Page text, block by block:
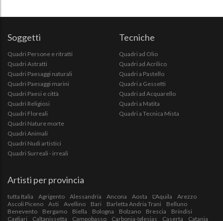
Soggetti
Quadri Persone e ritratti
Quadri Astratti
Quadri Paesaggi naturali
Quadri Paesaggi marini
Quadri Paesi e città
Quadri Religiosi
Quadri Floreali
Quadri Nature morte
Quadri Animali
Quadri Nudi artistici
Quadri Surreali - irreali
Tecniche
Quadri ad Olio
Quadri ad Acrilico
Quadri a Pastello
Quadri a Gessetti
Quadri ad Acquarello
Quadri a Matita
Quadri a Tecnica Mista
Artisti per provincia
tutta Italia Agrigento Alessandria Ancona Aosta L'Aquila
Arezzo
Ascoli Piceno
Asti Avellino Bari Barletta Andria Trani
Belluno
Benevento
Bergamo Biella Bologna Bolzano Brescia
Brindisi
Cagliari
Caltanissetta Campobasso Carbonia-Iglesias Caserta Catania